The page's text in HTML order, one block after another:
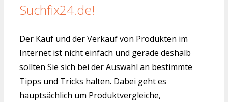
Suchfix24.de!
Der Kauf und der Verkauf von Produkten im
Internet ist nicht einfach und gerade deshalb
sollten Sie sich bei der Auswahl an bestimmte
Tipps und Tricks halten. Dabei geht es
hauptsächlich um Produktvergleiche,